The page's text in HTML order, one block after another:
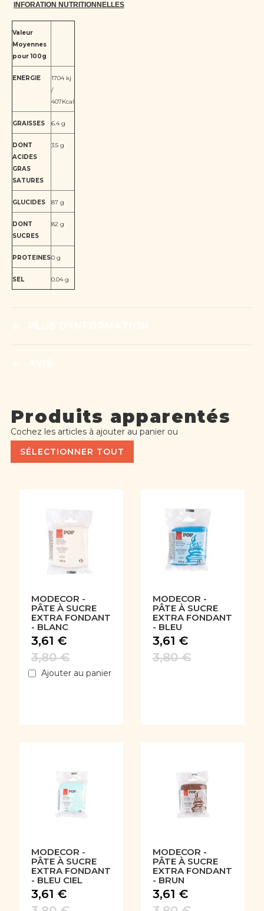
INFORATION NUTRITIONNELLES
Valeur
Moyennes
pour 100g
ENERGIE
1704 kj
/
407Kcal
GRAISSES 6.4 g
DONT
ACIDES
GRAS
SATURES
3.5 g
GLUCIDES 87 g
DONT
SUCRES
82 g
PROTEINES0 g
SEL 0.04 g
Produits apparentés
Cochez les articles à ajouter au panier ou
SÉLECTIONNER TOUT
MODECOR -
PÂTE À SUCRE
EXTRA FONDANT
- BLANC
3,61 €
3,80 €
Ajouter au panier
MODECOR -
PÂTE À SUCRE
EXTRA FONDANT
- BLEU
3,61 €
3,80 €
MODECOR -
PÂTE À SUCRE
EXTRA FONDANT
- BLEU CIEL
3,61 €
MODECOR -
PÂTE À SUCRE
EXTRA FONDANT
- BRUN
3,61 €